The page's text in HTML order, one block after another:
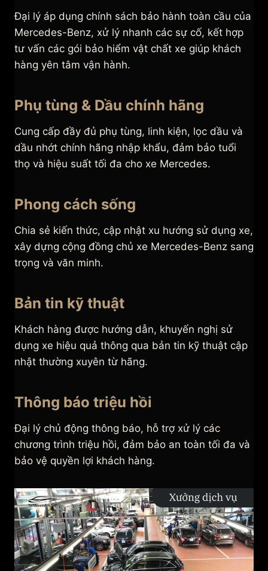
Đại lý áp dụng chính sách bảo hành toàn cầu của
Mercedes-Benz, xử lý nhanh các sự cố, kết hợp
tư vấn các gói bảo hiểm vật chất xe giúp khách
hàng yên tâm vận hành.
Phụ tùng & Dầu chính hãng
Cung cấp đầy đủ phụ tùng, linh kiện, lọc dầu và
dầu nhớt chính hãng nhập khẩu, đảm bảo tuổi
thọ và hiệu suất tối đa cho xe Mercedes.
Phong cách sống
Chia sẻ kiến thức, cập nhật xu hướng sử dụng xe,
xây dựng cộng đồng chủ xe Mercedes-Benz sang
trọng và văn minh.
Bản tin kỹ thuật
Khách hàng được hướng dẫn, khuyến nghị sử
dụng xe hiệu quả thông qua bản tin kỹ thuật cập
nhật thường xuyên từ hãng.
Thông báo triệu hồi
Đại lý chủ động thông báo, hỗ trợ xử lý các
chương trình triệu hồi, đảm bảo an toàn tối đa và
bảo vệ quyền lợi khách hàng.